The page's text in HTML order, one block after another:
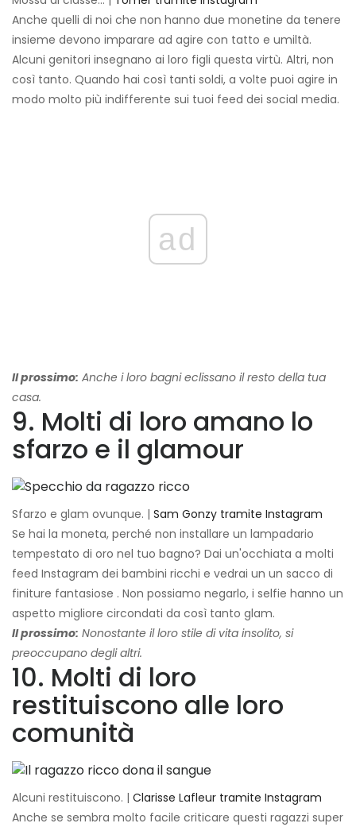
Anche quelli di noi che non hanno due monetine da tenere
insieme devono imparare ad agire con tatto e umiltà.
Alcuni genitori insegnano ai loro figli questa virtù. Altri, non
così tanto. Quando hai così tanti soldi, a volte puoi agire in
modo molto più indifferente sui tuoi feed dei social media.
ad
Il prossimo: Anche i loro bagni eclissano il resto della tua
casa.
9. Molti di loro amano lo
sfarzo e il glamour
Sfarzo e glam ovunque. | Sam Gonzy tramite Instagram
Se hai la moneta, perché non installare un lampadario
tempestato di oro nel tuo bagno? Dai un'occhiata a molti
feed Instagram dei bambini ricchi e vedrai un un sacco di
finiture fantasiose . Non possiamo negarlo, i selfie hanno un
aspetto migliore circondati da così tanto glam.
Il prossimo: Nonostante il loro stile di vita insolito, si
preoccupano degli altri.
10. Molti di loro
restituiscono alle loro
comunità
Alcuni restituiscono. | Clarisse Lafleur tramite Instagram
Anche se sembra molto facile criticare questi ragazzi super